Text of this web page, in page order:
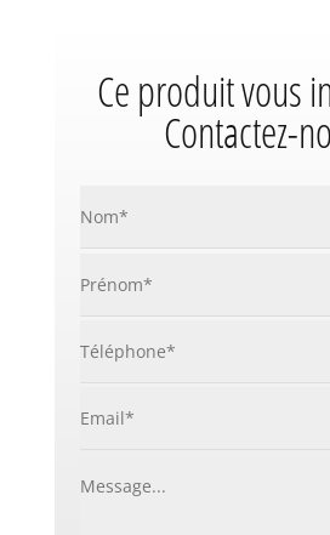
Ce produit vous
Contactez-